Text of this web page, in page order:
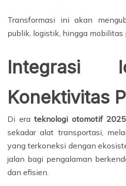
Transformasi ini akan
publik, logistik, hingga mobilitas
Integrasi
Konektivitas
Di erateknologi otomotif 2025
sekadar alat transportasi,
yang terkoneksi dengan
jalan bagi pengalaman
dan efisien.